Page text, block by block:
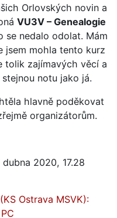
Orlovských novin a
VU3V – Genealogie
se nedalo odolat. Mám
jsem mohla tento kurz
tolik zajímavých věcí a
notu jako já.
hlavně poděkovat
organizátorům.
2020, 17.28
Ostrava MSVK):